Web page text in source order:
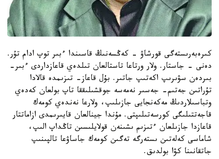
كىرەبەرىستەگى قورشاۋ - كەڭسەنىڭ قاسىندا ءبىر توپ ادام تۇر.
دەنى - جاستار. ولار ورتاعا تاستالعان تىلدەي قاعازداردى ءبىر-
بىردەن سۋىرىپ اكەتىپ جاتىر. بۇل قاعاز- تىزىمدە قالادا
تۇراتىن جەتىم- جەسىر نەمەسە جوقشىلىققا تاپ بولعان كەدەي
وتباسىلاردىڭ مەكەنجايى جازىلىپ، ولارعا نەندەي كومەك
قاجەتتىلىگى كورسەتىلىپتى. مۇندا جينالعان قايىرىمدى ازاماتتار
قاعازدا جازىلعان ءتىزىم ىشىنەن قولايلىسىن تاڭداپ الىپ،
شاماسى كەلەتىن ىستەرگە تەگىن كومەك جاساۋعا تالپىنىپ
جاتقانىنا كۋا بولدىق.